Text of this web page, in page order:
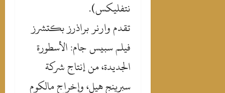
نتفليكس).
‎تقدم وارنر براذرز بكتشرز
فيلم سبيس جام: الأسطورة
الجديدة، من إنتاج شركة
سبرينج هيل، وإخراج مالكوم